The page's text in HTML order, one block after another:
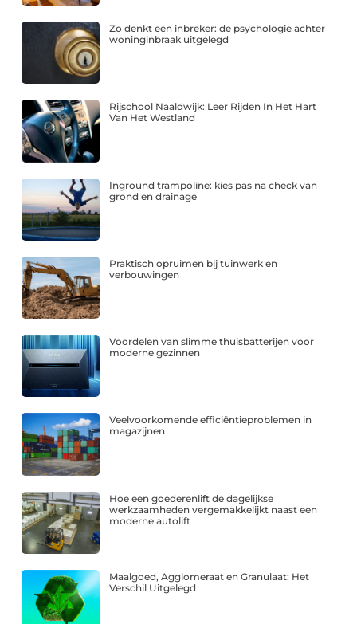
Zo denkt een inbreker: de psychologie achter
woninginbraak uitgelegd
Rijschool Naaldwijk: Leer Rijden In Het Hart
Van Het Westland
Inground trampoline: kies pas na check van
grond en drainage
Praktisch opruimen bij tuinwerk en
verbouwingen
Voordelen van slimme thuisbatterijen voor
moderne gezinnen
Veelvoorkomende efficiëntieproblemen in
magazijnen
Hoe een goederenlift de dagelijkse
werkzaamheden vergemakkelijkt naast een
moderne autolift
Maalgoed, Agglomeraat en Granulaat: Het
Verschil Uitgelegd